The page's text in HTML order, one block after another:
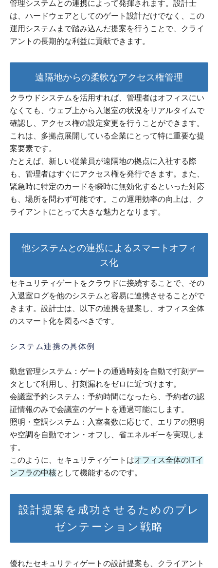
管理システムとの連携によって発揮されます。設計士
は、ハードウェアとしてのゲート設計だけでなく、この
運用システムまで踏み込んだ提案を行うことで、クライ
アントの長期的な利益に貢献できます。
遠隔地からの柔軟なアクセス権管理
クラウドシステムを活用すれば、管理者はオフィスにい
なくても、ウェブ上から入退室の状況をリアルタイムで
確認し、アクセス権の設定変更を行うことができます。
これは、多拠点展開している企業にとって特に重要な提
案要素です。
たとえば、新しい従業員が遠隔地の拠点に入社する際
も、管理者はすぐにアクセス権を発行できます。また、
緊急時に特定のカードを瞬時に無効化するといった対応
も、場所を問わず可能です。この運用効率の向上は、ク
ライアントにとって大きな魅力となります。
他システムとの連携によるスマートオフィ
ス化
セキュリティゲートをクラウドに接続することで、その
入退室ログを他のシステムと容易に連携させることがで
きます。設計士は、以下の連携を提案し、オフィス全体
のスマート化を図るべきです。
システム連携の具体例
勤怠管理システム：ゲートの通過時刻を自動で打刻デー
タとして利用し、打刻漏れをゼロに近づけます。
会議室予約システム：予約時間になったら、予約者の認
証情報のみで会議室のゲートを通過可能にします。
照明・空調システム：入室者数に応じて、エリアの照明
や空調を自動でオン・オフし、省エネルギーを実現しま
す。
このように、セキュリティゲートはオフィス全体のITイ
ンフラの中核として機能するのです。
設計提案を成功させるためのプレ
ゼンテーション戦略
優れたセキュリティゲートの設計提案も、クライアント